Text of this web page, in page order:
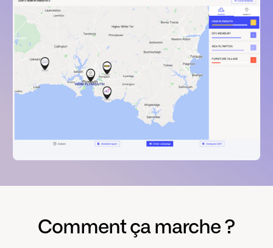
Comment ça marche ?